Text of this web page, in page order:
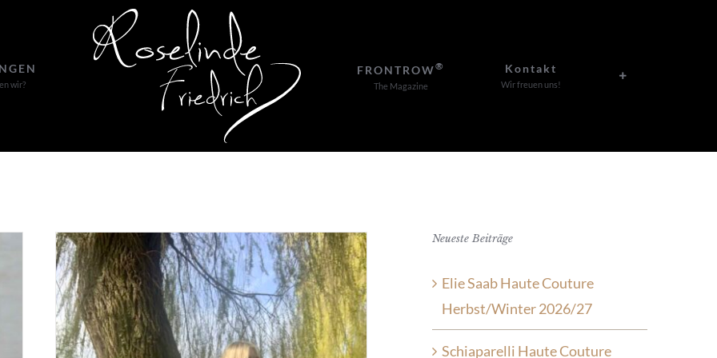
wir?
FRONTROW®
The Magazine
Kontakt
Wir freuen uns!
Neueste Beiträge
Elie Saab Haute Couture
Herbst/Winter 2026/27
Schiaparelli Haute Couture